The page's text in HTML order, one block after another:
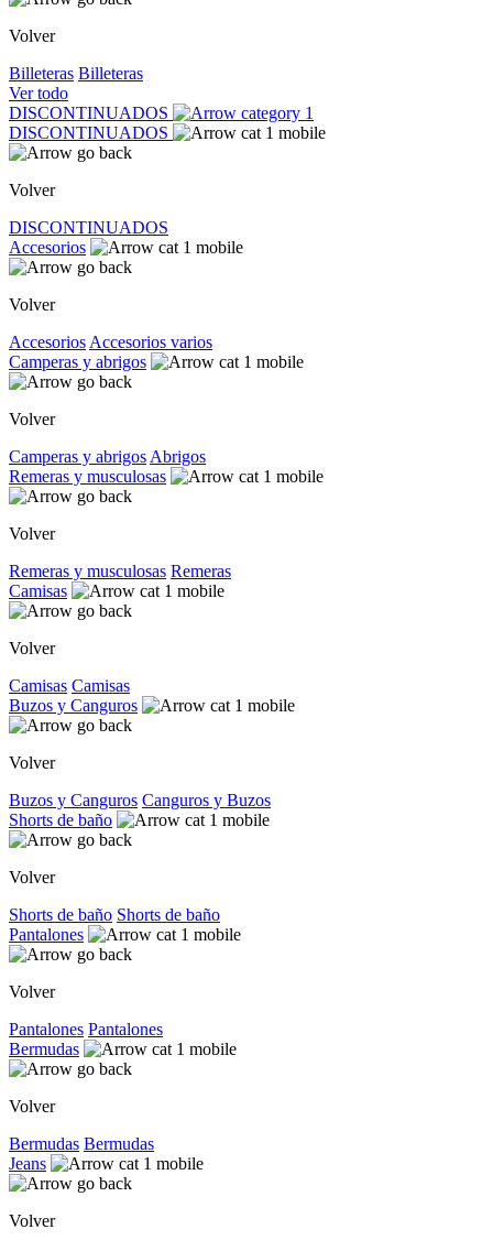
Volver
Billeteras Billeteras
Ver todo
DISCONTINUADOS
DISCONTINUADOS
Volver
DISCONTINUADOS
Accesorios
Volver
Accesorios Accesorios varios
Camperas y abrigos
Volver
Camperas y abrigos Abrigos
Remeras y musculosas
Volver
Remeras y musculosas Remeras
Camisas
Volver
Camisas Camisas
Buzos y Canguros
Volver
Buzos y Canguros Canguros y Buzos
Shorts de baño
Volver
Shorts de baño Shorts de baño
Pantalones
Volver
Pantalones Pantalones
Bermudas
Volver
Bermudas Bermudas
Jeans
Volver